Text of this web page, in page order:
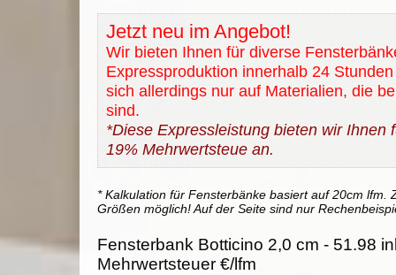
Jetzt neu im Angebot!
Wir bieten Ihnen für diverse
Expressproduktion innerhalb 24
sich allerdings nur auf Materialien, die
sind.
*Diese Expressleistung bieten wir Ihnen
19% Mehrwertsteue an.
* Kalkulation für Fensterbänke basiert auf 20cm lfm.
Größen möglich! Auf der Seite sind nur
Fensterbank Botticino 2,0 cm - 51.98
Mehrwertsteuer €/lfm